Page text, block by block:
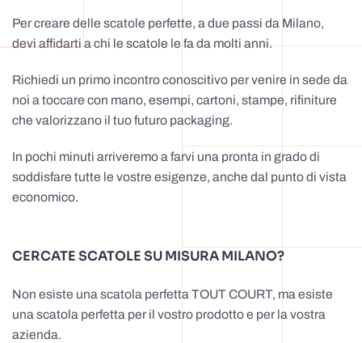
Per creare delle scatole perfette, a due passi da Milano,
devi affidarti a chi le scatole le fa da molti anni.
Richiedi un primo incontro conoscitivo per venire in sede da
noi a toccare con mano, esempi, cartoni, stampe, rifiniture
che valorizzano il tuo futuro packaging.
In pochi minuti arriveremo a farvi una pronta in grado di
soddisfare tutte le vostre esigenze, anche dal punto di vista
economico.
CERCATE SCATOLE SU MISURA MILANO?
Non esiste una scatola perfetta TOUT COURT, ma esiste
una scatola perfetta per il vostro prodotto e per la vostra
azienda.